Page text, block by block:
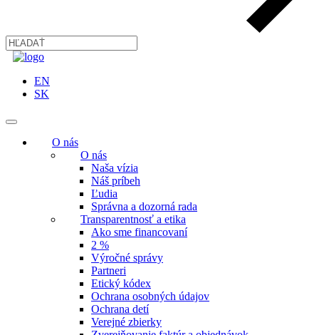
EN
SK
O nás
O nás
Naša vízia
Náš príbeh
Ľudia
Správna a dozorná rada
Transparentnosť a etika
Ako sme financovaní
2 %
Výročné správy
Partneri
Etický kódex
Ochrana osobných údajov
Ochrana detí
Verejné zbierky